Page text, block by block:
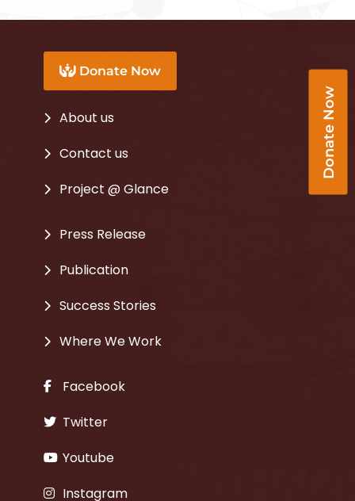
Donate Now
About us
Contact us
Project @ Glance
Press Release
Publication
Success Stories
Where We Work
Facebook
Twitter
Youtube
Instagram
Donate Now